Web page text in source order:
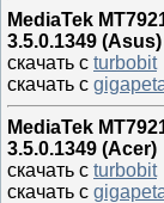
MediaTek
3.5.0.1349 (Asus)
скачать с turbobit
скачать с
MediaTek
3.5.0.1349 (Acer)
скачать с turbobit
скачать с